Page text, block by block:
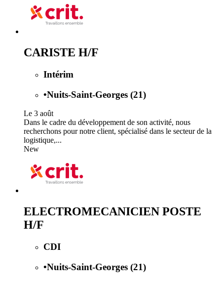
CARISTE H/F
Intérim
•Nuits-Saint-Georges (21)
Le 3 août
Dans le cadre du développement de son activité, nous
recherchons pour notre client, spécialisé dans le secteur de la
logistique,...
New
ELECTROMECANICIEN POSTE
H/F
CDI
•Nuits-Saint-Georges (21)